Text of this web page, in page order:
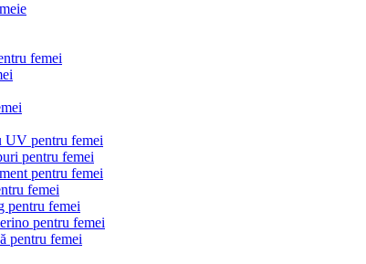
femei
UV pentru femei
pentru femei
pentru femei
femei
pentru femei
pentru femei
pentru femei